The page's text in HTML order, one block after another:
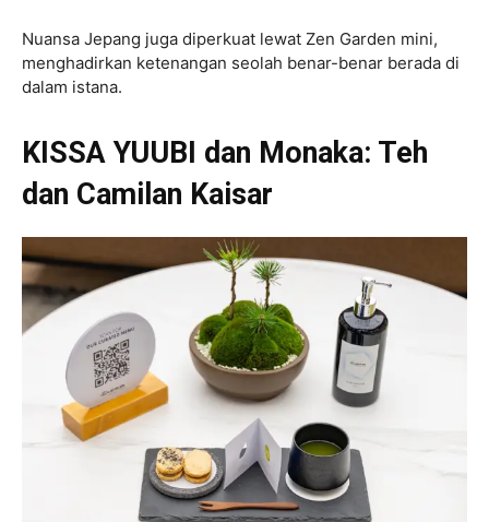
Nuansa Jepang juga diperkuat lewat Zen Garden mini,
menghadirkan ketenangan seolah benar-benar berada di
dalam istana.
KISSA YUUBI dan Monaka: Teh
dan Camilan Kaisar